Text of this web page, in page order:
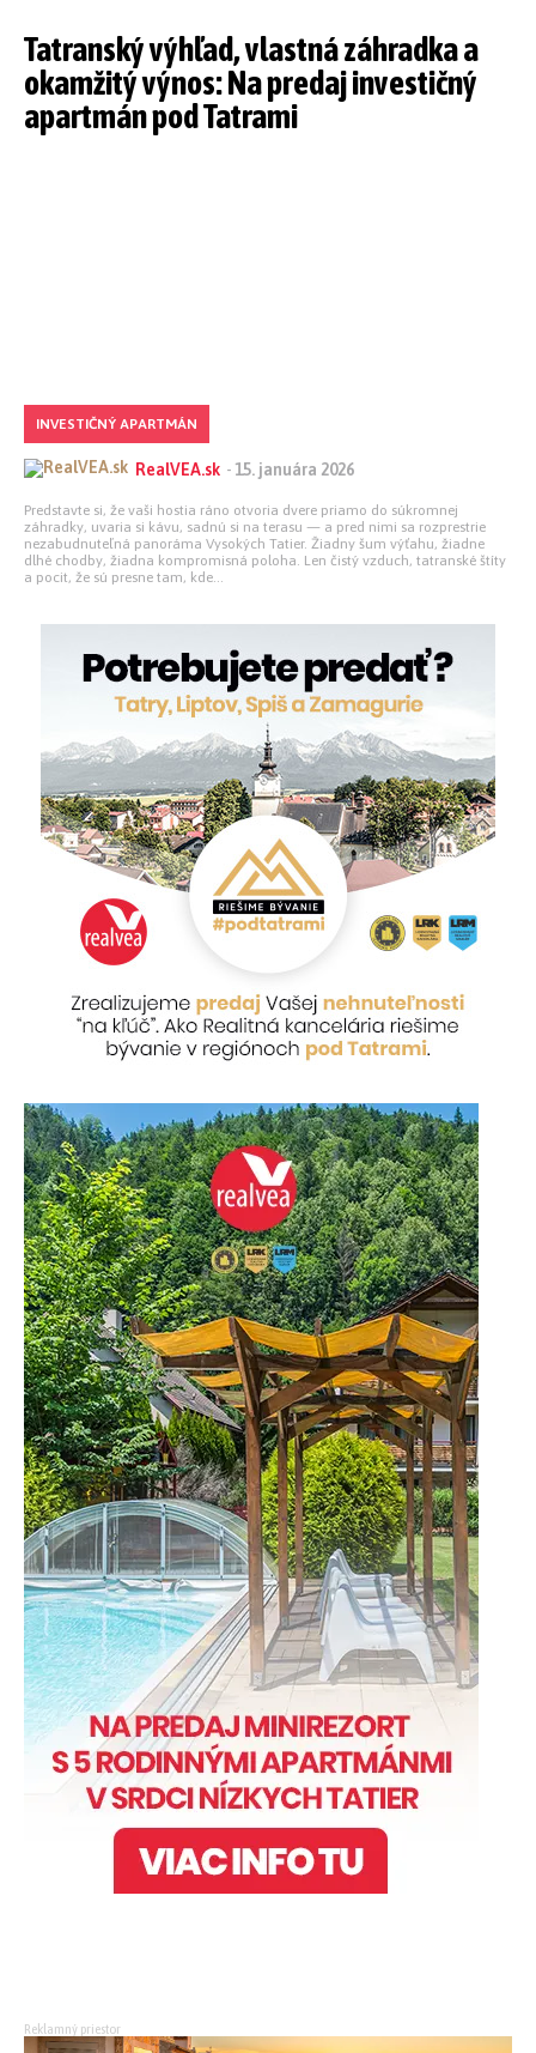
Tatranský výhľad, vlastná záhradka a
okamžitý výnos: Na predaj investičný
apartmán pod Tatrami
INVESTIČNÝ APARTMÁN
RealVEA.sk - 15. januára 2026
Predstavte si, že vaši hostia ráno otvoria dvere priamo do súkromnej
záhradky, uvaria si kávu, sadnú si na terasu — a pred nimi sa rozprestrie
nezabudnuteľná panoráma Vysokých Tatier. Žiadny šum výťahu, žiadne
dlhé chodby, žiadna kompromisná poloha. Len čistý vzduch, tatranské štíty
a pocit, že sú presne tam, kde...
Reklamný priestor